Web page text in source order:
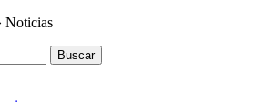
Noticias